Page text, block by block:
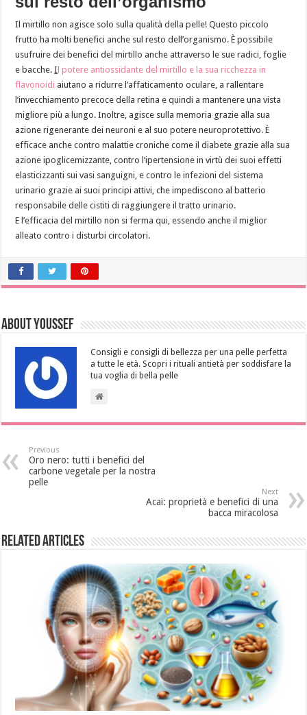
Il mirtillo non agisce solo sulla qualità della pelle! Questo piccolo
frutto ha molti benefici anche sul resto dell’organismo. È possibile
usufruire dei benefici del mirtillo anche attraverso le sue radici, foglie
e bacche.I l potere antiossidante del mirtillo e la sua ricchezza in
flavonoidi aiutano a ridurre l’affaticamento oculare, a rallentare
l’invecchiamento precoce della retina e quindi a mantenere una vista
migliore più a lungo. Inoltre, agisce sulla memoria grazie alla sua
azione rigenerante dei neuroni e al suo potere neuroprotettivo. È
efficace anche contro malattie croniche come il diabete grazie alla sua
azione ipoglicemizzante, contro l’ipertensione in virtù dei suoi effetti
elasticizzanti sui vasi sanguigni, e contro le infezioni del sistema
urinario grazie ai suoi principi attivi, che impediscono al batterio
responsabile delle cistiti di raggiungere il tratto urinario.
E l’efficacia del mirtillo non si ferma qui, essendo anche il miglior
alleato contro i disturbi circolatori.
About Youssef
Consigli e consigli di bellezza per una pelle perfetta
a tutte le età. Scopri i rituali antietà per soddisfare la
tua voglia di bella pelle
Previous
Oro nero: tutti i benefici del
carbone vegetale per la nostra
pelle
Next
Acai: proprietà e benefici di una
bacca miracolosa
Related Articles